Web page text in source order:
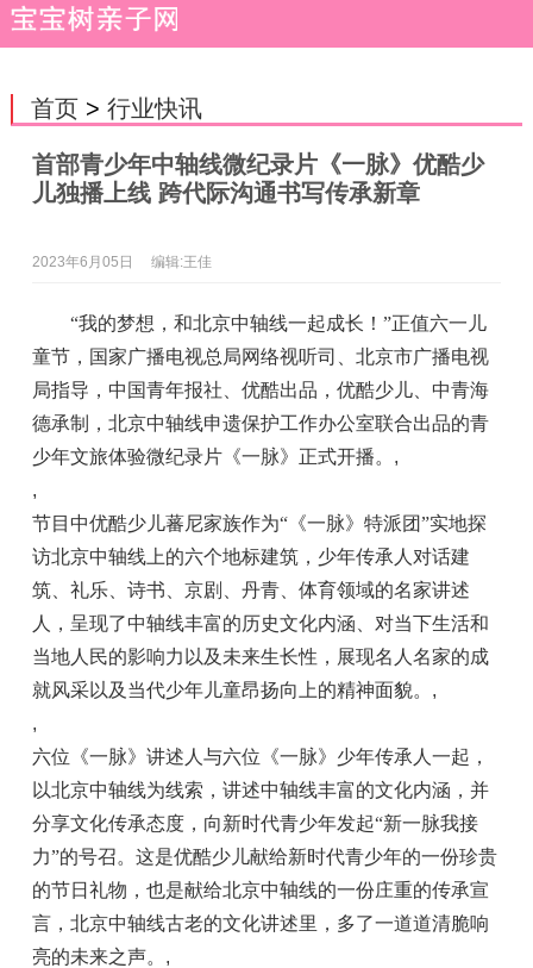
首页> 行业快讯
首部青少年中轴线微纪录片《一脉》优酷少
儿独播上线 跨代际沟通书写传承新章
2023年6月05日 编辑:王佳
“我的梦想，和北京中轴线一起成长！”正值六一儿
童节，国家广播电视总局网络视听司、北京市广播电视
局指导，中国青年报社、优酷出品，优酷少儿、中青海
德承制，北京中轴线申遗保护工作办公室联合出品的青
少年文旅体验微纪录片《一脉》正式开播。 ,
,
节目中优酷少儿蕃尼家族作为“《一脉》特派团”实地探
访北京中轴线上的六个地标建筑，少年传承人对话建
筑、礼乐、诗书、京剧、丹青、体育领域的名家讲述
人，呈现了中轴线丰富的历史文化内涵、对当下生活和
当地人民的影响力以及未来生长性，展现名人名家的成
就风采以及当代少年儿童昂扬向上的精神面貌。 ,
,
六位《一脉》讲述人与六位《一脉》少年传承人一起，
以北京中轴线为线索，讲述中轴线丰富的文化内涵，并
分享文化传承态度，向新时代青少年发起“新一脉我接
力”的号召。这是优酷少儿献给新时代青少年的一份珍贵
的节日礼物，也是献给北京中轴线的一份庄重的传承宣
言，北京中轴线古老的文化讲述里，多了一道道清脆响
亮的未来之声。 ,